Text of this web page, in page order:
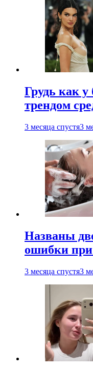
Грудь как
трендом
3 месяца спустя3
Названы
ошибки
3 месяца спустя3